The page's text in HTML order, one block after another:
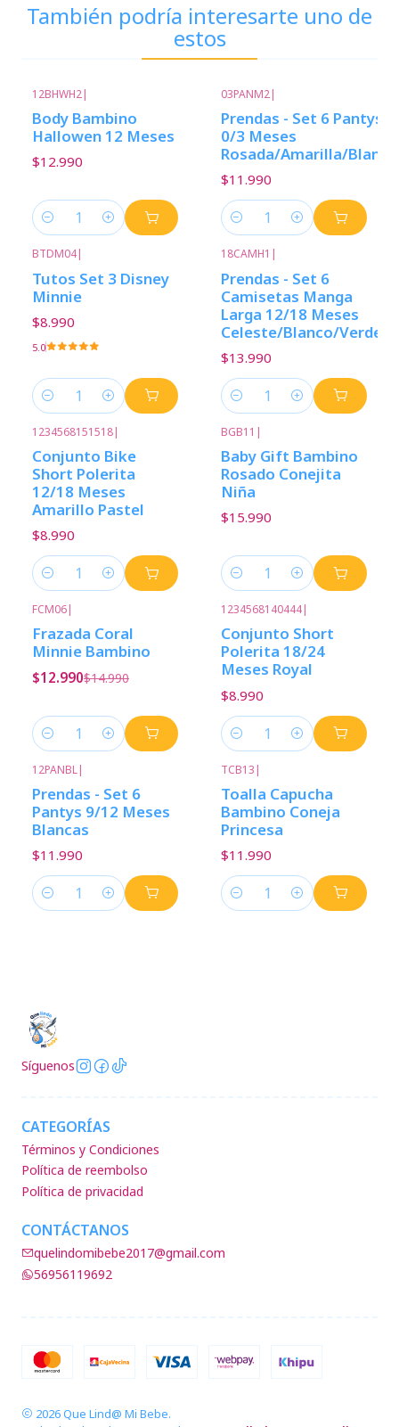
También podría interesarte uno de
estos
12BHWH2|
Body Bambino
Hallowen 12 Meses
$12.990
Cantidad
03PANM2|
Prendas - Set 6 Pantys
0/3 Meses
Rosada/Amarilla/Blanca
$11.990
Cantidad
BTDM04|
Tutos Set 3 Disney
Minnie
$8.990
5.0
Cantidad
18CAMH1 |
Prendas - Set 6
Camisetas Manga
Larga 12/18 Meses
Celeste/Blanco/Verde
$13.990
Cantidad
1234568151518|
Conjunto Bike
Short Polerita
12/18 Meses
Amarillo Pastel
$8.990
Cantidad
BGB11 |
Baby Gift Bambino
Rosado Conejita
Niña
$15.990
Cantidad
FCM06|
Frazada Coral
Minnie Bambino
$12.990$14.990
Cantidad
1234568140444|
Conjunto Short
Polerita 18/24
Meses Royal
$8.990
Cantidad
12PANBL|
Prendas - Set 6
Pantys 9/12 Meses
Blancas
$11.990
Cantidad
TCB13 |
Toalla Capucha
Bambino Coneja
Princesa
$11.990
Cantidad
Síguenos
CATEGORÍAS
Términos y Condiciones
Política de reembolso
Política de privacidad
CONTÁCTANOS
quelindomibebe2017@gmail.com
56956119692
2026 Que Lind@ Mi Bebe.